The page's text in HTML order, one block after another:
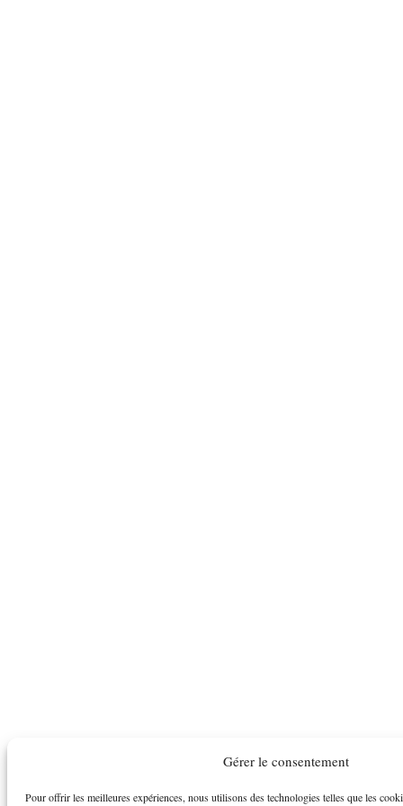
Gérer le consentement
Pour offrir les meilleures expériences, nous utilisons des technologies telles que les